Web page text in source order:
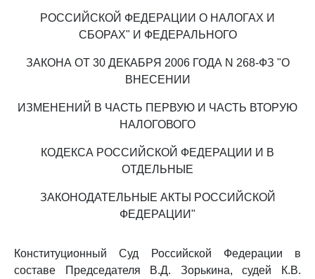
РОССИЙСКОЙ ФЕДЕРАЦИИ О НАЛОГАХ И
СБОРАХ" И ФЕДЕРАЛЬНОГО
ЗАКОНА ОТ 30 ДЕКАБРЯ 2006 ГОДА N 268-ФЗ "О
ВНЕСЕНИИ
ИЗМЕНЕНИЙ В ЧАСТЬ ПЕРВУЮ И ЧАСТЬ ВТОРУЮ
НАЛОГОВОГО
КОДЕКСА РОССИЙСКОЙ ФЕДЕРАЦИИ И В
ОТДЕЛЬНЫЕ
ЗАКОНОДАТЕЛЬНЫЕ АКТЫ РОССИЙСКОЙ
ФЕДЕРАЦИИ"
Конституционный Суд Российской Федерации в
составе Председателя В.Д. Зорькина, судей К.В.